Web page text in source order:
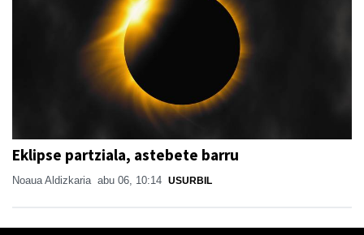
Eklipse partziala, astebete barru
Noaua Aldizkaria abu 06, 10:14 USURBIL